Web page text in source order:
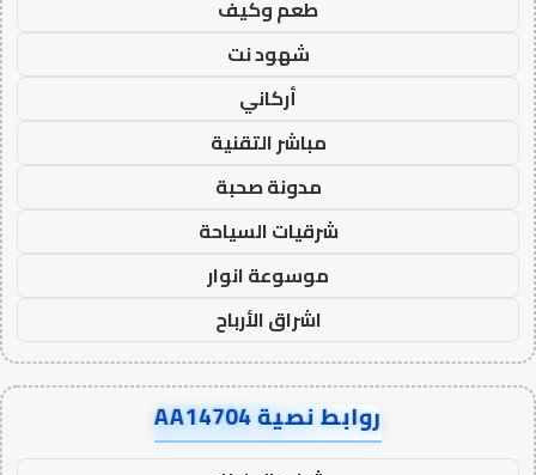
طعم وكيف
شهود نت
أركاني
مباشر التقنية
مدونة صحبة
شرقيات السياحة
موسوعة انوار
اشراق الأرباح
روابط نصية AA14704